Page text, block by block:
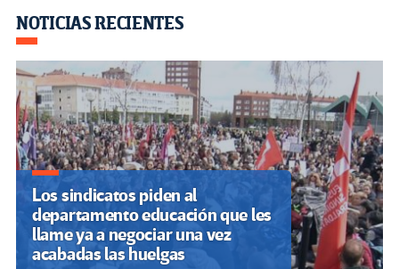
o
k
m n
tir
NOTICIAS RECIENTES
Los sindicatos piden al
departamento educación que les
llame ya a negociar una vez
acabadas las huelgas